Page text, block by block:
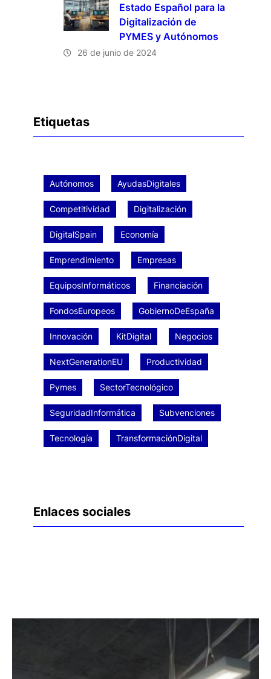
Estado Español para la
Digitalización de
PYMES y Autónomos
26 de junio de 2024
Etiquetas
Autónomos AyudasDigitales
Competitividad Digitalización
DigitalSpain Economía
Emprendimiento Empresas
EquiposInformáticos Financiación
FondosEuropeos GobiernoDeEspaña
Innovación KitDigital Negocios
NextGenerationEU Productividad
Pymes SectorTecnológico
SeguridadInformática Subvenciones
Tecnología TransformaciónDigital
Enlaces sociales